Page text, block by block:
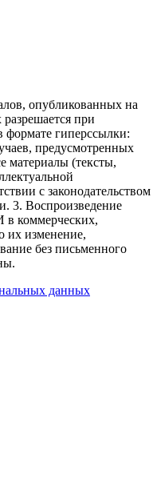
опубликованных на
разрешается при
формате гиперссылки:
предусмотренных
материалы (тексты,
с законодательством
3. Воспроизведение
коммерческих,
их изменение,
без письменного
данных